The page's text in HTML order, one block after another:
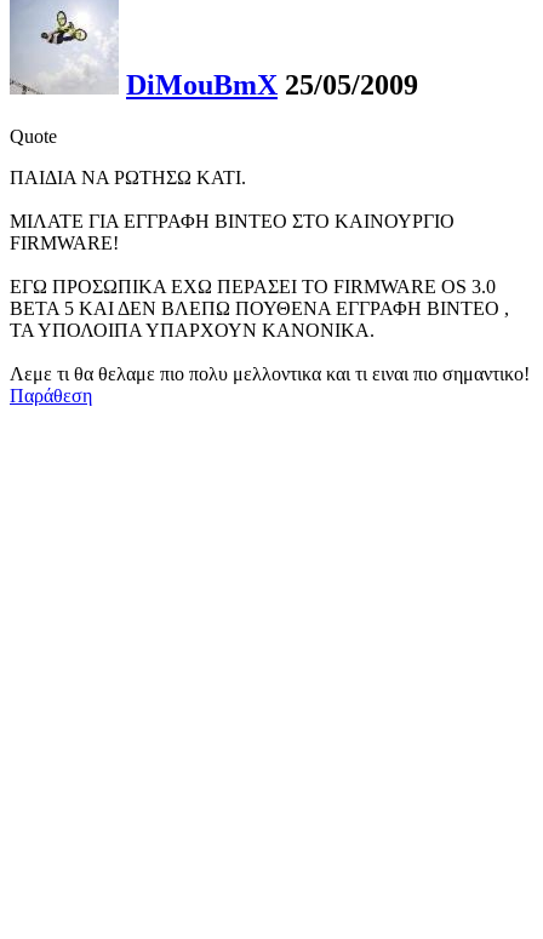
DiMouBmX 25/05/2009
Quote
ΠΑΙΔΙΑ ΝΑ ΡΩΤΗΣΩ ΚΑΤΙ.
ΜΙΛΑΤΕ ΓΙΑ ΕΓΓΡΑΦΗ ΒΙΝΤΕΟ ΣΤΟ ΚΑΙΝΟΥΡΓΙΟ
FIRMWARE!
ΕΓΩ ΠΡΟΣΩΠΙΚΑ ΕΧΩ ΠΕΡΑΣΕΙ ΤΟ FIRMWARE OS 3.0
BETA 5 ΚΑΙ ΔΕΝ ΒΛΕΠΩ ΠΟΥΘΕΝΑ ΕΓΓΡΑΦΗ ΒΙΝΤΕΟ ,
ΤΑ ΥΠΟΛΟΙΠΑ ΥΠΑΡΧΟΥΝ ΚΑΝΟΝΙΚΑ.
Λεμε τι θα θελαμε πιο πολυ μελλοντικα και τι ειναι πιο σημαντικο!
Παράθεση